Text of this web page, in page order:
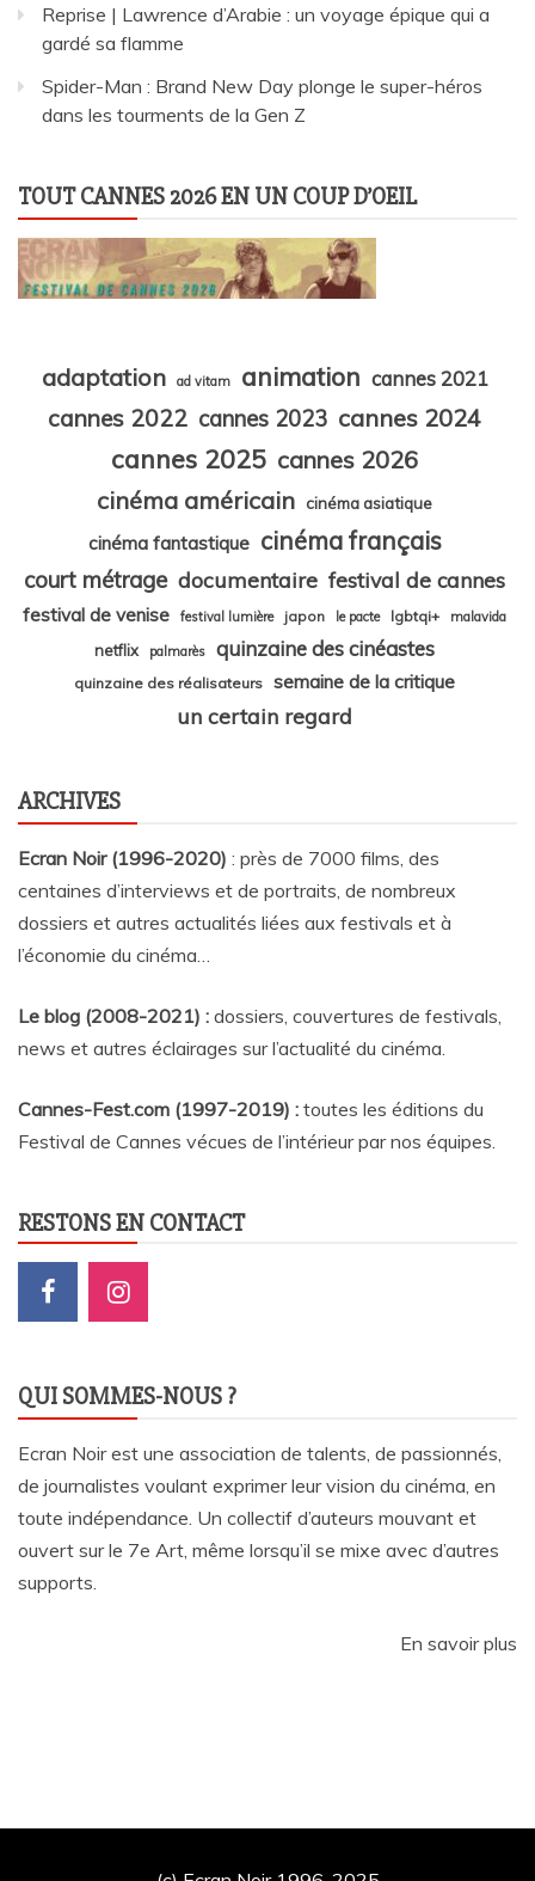
Reprise | Lawrence d’Arabie : un voyage épique qui a
gardé sa flamme
Spider-Man : Brand New Day plonge le super-héros
dans les tourments de la Gen Z
TOUT CANNES 2026 EN UN COUP D’OEIL
adaptation ad vitam animation cannes 2021
cannes 2022 cannes 2023 cannes 2024
cannes 2025 cannes 2026
cinéma américain
cinéma asiatique
cinéma fantastique cinéma français
court métrage documentaire festival de cannes
festival de venise festival lumière japon le pacte lgbtqi+ malavida
netflix palmarès quinzaine des cinéastes
quinzaine des réalisateurs semaine de la critique
un certain regard
ARCHIVES
Ecran Noir (1996-2020) : près de 7000 films, des
centaines d’interviews et de portraits, de nombreux
dossiers et autres actualités liées aux festivals et à
l’économie du cinéma…
Le blog (2008-2021) : dossiers, couvertures de festivals,
news et autres éclairages sur l’actualité du cinéma
Cannes-Fest.com (1997-2019) : toutes les éditions du
Festival de Cannes vécues de l’intérieur par nos équipes.
RESTONS EN CONTACT
QUI SOMMES-NOUS ?
Ecran Noir est une association de talents, de passionnés,
de journalistes voulant exprimer leur vision du cinéma, en
toute indépendance. Un collectif d’auteurs mouvant et
ouvert sur le 7e Art, même lorsqu’il se mixe avec d’autres
supports.
En savoir plus